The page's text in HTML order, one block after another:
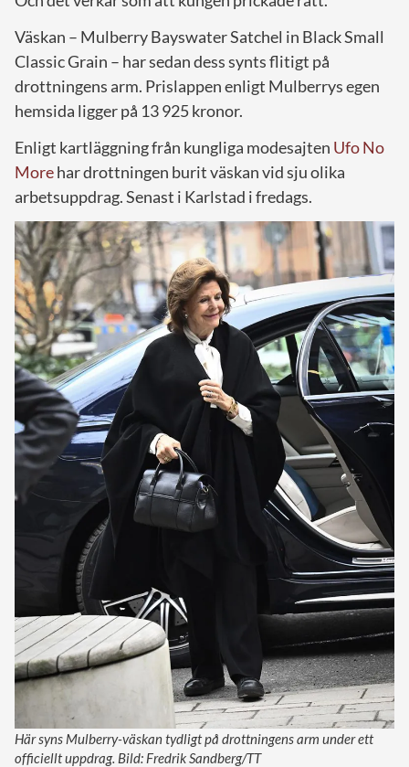
Väskan – Mulberry Bayswater Satchel in Black Small
Classic Grain – har sedan dess synts flitigt på
drottningens arm. Prislappen enligt Mulberrys egen
hemsida ligger på 13 925 kronor.
Enligt kartläggning från kungliga modesajten Ufo No
Morehar drottningen burit väskan vid sju olika
arbetsuppdrag. Senast i Karlstad i fredags.
Här syns Mulberry-väskan tydligt på drottningens arm under ett
officiellt uppdrag. Bild: Fredrik Sandberg/TT